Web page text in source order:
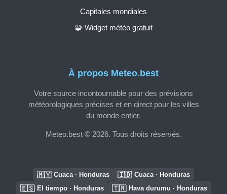
À propos Meteo.best
Votre source incontournable pour des prévisions
météorologiques précises et en direct pour les villes
du monde entier.
Meteo.best © 2026. Tous droits réservés.
Capitales mondiales
🧩 Widget météo gratuit
🇲🇾 Cuaca · Honduras 🇮🇩 Cuaca · Honduras
🇪🇸 El tiempo · Honduras 🇹🇷 Hava durumu · Honduras